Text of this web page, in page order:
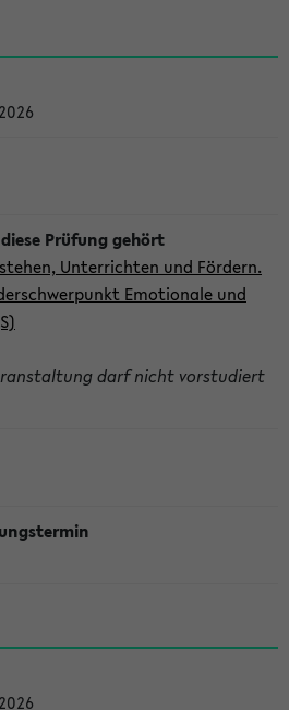
Unterrichten und Fördern.
Emotionale und
darf nicht vorstudiert